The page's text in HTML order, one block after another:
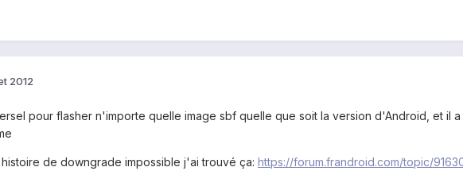
2012
pour flasher n'importe quelle image sbf quelle que soit la version d'Android, et il
de downgrade impossible j'ai trouvé ça: https://forum.frandroid.com/topic/